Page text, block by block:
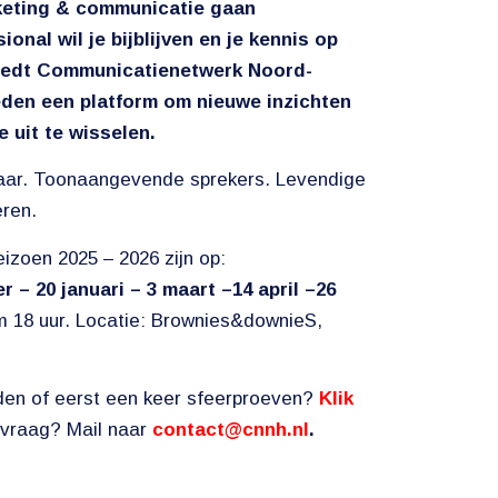
& communicatie gaan
wil je bijblijven en je kennis op
Communicatienetwerk Noord-
een platform om nieuwe inzichten
uit te wisselen.
Toonaangevende sprekers. Levendige
2025 – 2026 zijn op:
– 20 januari –3 maart –14 april –26
18 uur. Locatie: Brownies&downieS,
of eerst een keer sfeerproeven? Klik
Mail naar contact@cnnh.nl.